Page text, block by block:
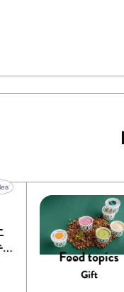
トリエ
プ キャ
40 articles